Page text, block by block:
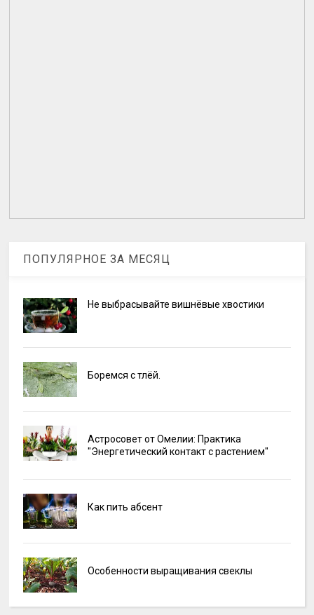
ПОПУЛЯРНОЕ ЗА МЕСЯЦ
Не выбрасывайте вишнёвые хвостики
Боремся с тлёй.
Астросовет от Омелии: Практика
"Энергетический контакт с растением"
Как пить абсент
Особенности выращивания свеклы